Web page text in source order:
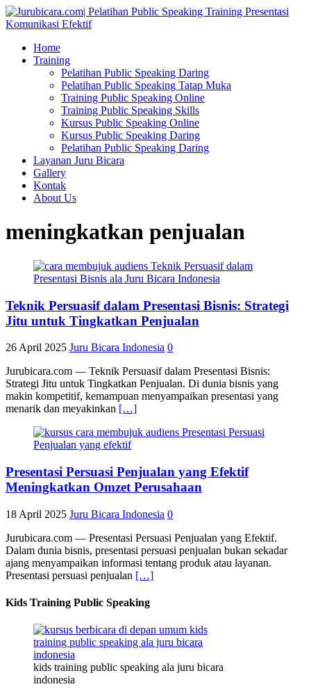
Home
Training
Pelatihan Public Speaking Daring
Pelatihan Public Speaking Tatap Muka
Training Public Speaking Online
Training Public Speaking Skills
Kursus Public Speaking Online
Kursus Public Speaking Daring
Pelatihan Public Speaking Daring
Layanan Juru Bicara
Gallery
Kontak
About Us
meningkatkan penjualan
Teknik Persuasif dalam Presentasi Bisnis: Strategi
Jitu untuk Tingkatkan Penjualan
26 April 2025 Juru Bicara Indonesia 0
Jurubicara.com — Teknik Persuasif dalam Presentasi Bisnis:
Strategi Jitu untuk Tingkatkan Penjualan. Di dunia bisnis yang
makin kompetitif, kemampuan menyampaikan presentasi yang
menarik dan meyakinkan […]
Presentasi Persuasi Penjualan yang Efektif
Meningkatkan Omzet Perusahaan
18 April 2025 Juru Bicara Indonesia 0
Jurubicara.com — Presentasi Persuasi Penjualan yang Efektif.
Dalam dunia bisnis, presentasi persuasi penjualan bukan sekadar
ajang menyampaikan informasi tentang produk atau layanan.
Presentasi persuasi penjualan […]
Kids Training Public Speaking
kids training public speaking ala juru bicara
indonesia